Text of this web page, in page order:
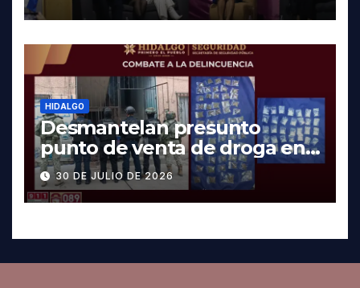
HIDALGO
Desmantelan presunto
punto de venta de droga en
Pachuca; hay dos detenidos
30 DE JULIO DE 2026